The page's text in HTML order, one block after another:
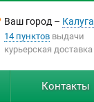
Ваш город – Калуга
14 пунктоввыдачи
курьерская доставка
Контакты